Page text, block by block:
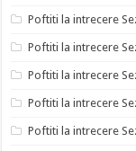
Poftiti la intrecere
Poftiti la intrecere
Poftiti la intrecere
Poftiti la intrecere
Poftiti la intrecere